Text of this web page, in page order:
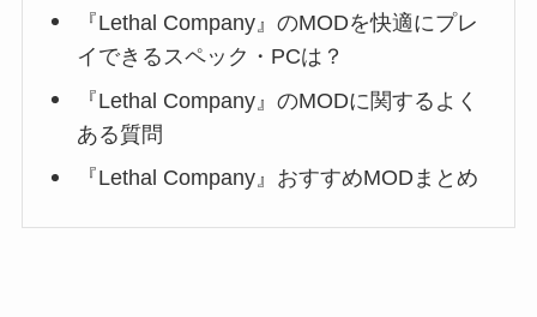
『Lethal Company』のMODを快適にプレ
イできるスペック・PCは？
『Lethal Company』のMODに関するよく
ある質問
『Lethal Company』おすすめMODまとめ